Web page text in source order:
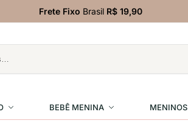
Frete Fixo Brasil R$ 19,90
BEBÊ MENINA MENINOS